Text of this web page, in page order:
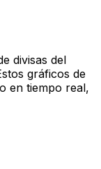
divisas del
gráficos de
en tiempo real,